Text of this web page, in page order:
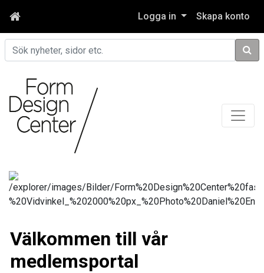
Logga in Skapa konto
Sök
Välkommen till vår
medlemsportal